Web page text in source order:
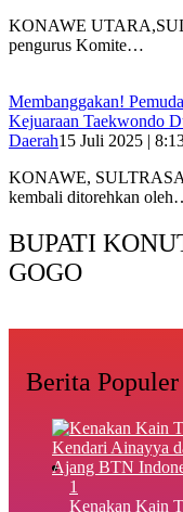
KONAWE
pengurus Komite…
Membanggakan!
Kejuaraan Taekwondo
Daerah15 Juli 2025 |
KONAWE,
kembali ditorehkan
BUPATI
GOGO
Berita Populer
1
‎Kenakan Kain